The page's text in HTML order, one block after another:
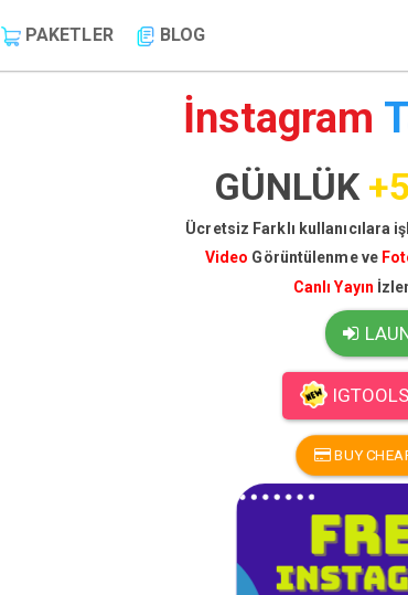
PAKETLER BLOG
İnstagram
GÜNLÜK
Ücretsiz Farklı kullanıcılara
Video Görüntülenme ve
Canlı Yayın
BUY